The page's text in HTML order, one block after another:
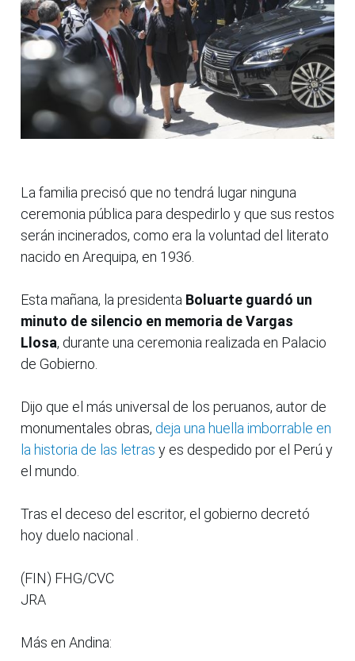
La familia precisó que no tendrá lugar ninguna
ceremonia pública para despedirlo y que sus restos
serán incinerados, como era la voluntad del literato
nacido en Arequipa, en 1936.
Esta mañana, la presidenta Boluarte guardó un
minuto de silencio en memoria de Vargas
Llosa, durante una ceremonia realizada en Palacio
de Gobierno.
Dijo que el más universal de los peruanos, autor de
monumentales obras, deja una huella imborrable en
la historia de las letras y es despedido por el Perú y
el mundo.
Tras el deceso del escritor, el gobierno decretó
hoy duelo nacional .
(FIN) FHG/CVC
JRA
Más en Andina: